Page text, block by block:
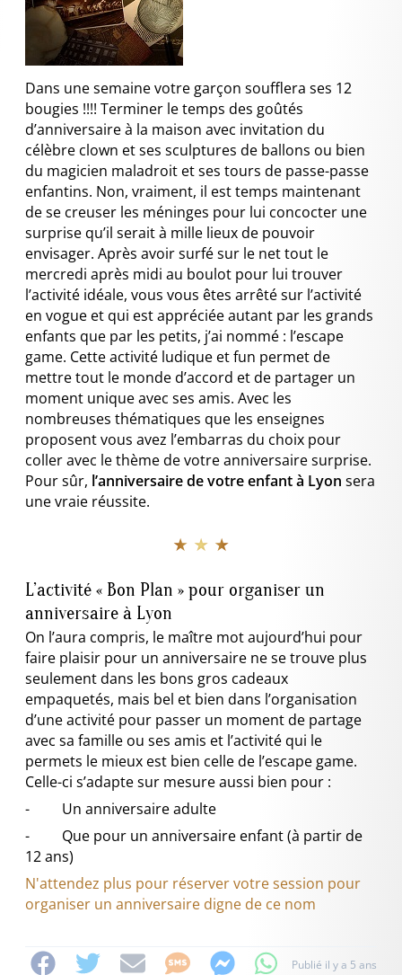
Dans une semaine votre garçon soufflera ses 12
bougies !!!! Terminer le temps des goûtés
d’anniversaire à la maison avec invitation du
célèbre clown et ses sculptures de ballons ou bien
du magicien maladroit et ses tours de passe-passe
enfantins. Non, vraiment, il est temps maintenant
de se creuser les méninges pour lui concocter une
surprise qu’il serait à mille lieux de pouvoir
envisager. Après avoir surfé sur le net tout le
mercredi après midi au boulot pour lui trouver
l’activité idéale, vous vous êtes arrêté sur l’activité
en vogue et qui est appréciée autant par les grands
enfants que par les petits, j’ai nommé : l’escape
game. Cette activité ludique et fun permet de
mettre tout le monde d’accord et de partager un
moment unique avec ses amis. Avec les
nombreuses thématiques que les enseignes
proposent vous avez l’embarras du choix pour
coller avec le thème de votre anniversaire surprise.
Pour sûr, l’anniversaire de votre enfant à Lyon sera
une vraie réussite.
★ ★ ★
L’activité « Bon Plan » pour organiser un
anniversaire à Lyon
On l’aura compris, le maître mot aujourd’hui pour
faire plaisir pour un anniversaire ne se trouve plus
seulement dans les bons gros cadeaux
empaquetés, mais bel et bien dans l’organisation
d’une activité pour passer un moment de partage
avec sa famille ou ses amis et l’activité qui le
permets le mieux est bien celle de l’escape game.
Celle-ci s’adapte sur mesure aussi bien pour :
- Un anniversaire adulte
- Que pour un anniversaire enfant (à partir de
12 ans)
N'attendez plus pour réserver votre session pour
organiser un anniversaire digne de ce nom
Publié il y a 5 ans